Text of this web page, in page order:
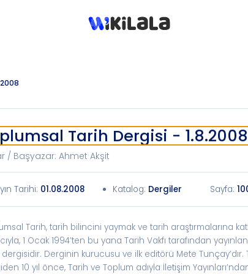
Tarih Dergisi - 1.8.2008
/ Başyazar: Ahmet Akşit
Tarihi: 01.08.2008 Katalog: Dergiler Sayfa:
Tarih, tarih bilincini yaymak ve tarih araştırmalarına
1 Ocak 1994’ten bu yana Tarih Vakfı tarafından
Derginin kurucusu ve ilk editörü Mete Tunçay’dır.
10 yıl önce, Tarih ve Toplum adıyla İletişim